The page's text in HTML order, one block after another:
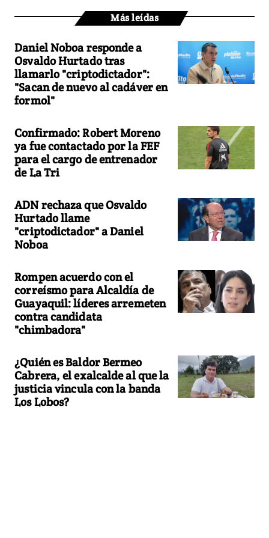
Más leídas
Daniel Noboa responde a
Osvaldo Hurtado tras
llamarlo "criptodictador":
"Sacan de nuevo al cadáver en
formol"
Confirmado: Robert Moreno
ya fue contactado por la FEF
para el cargo de entrenador
de La Tri
ADN rechaza que Osvaldo
Hurtado llame
"criptodictador" a Daniel
Noboa
Rompen acuerdo con el
correísmo para Alcaldía de
Guayaquil: líderes arremeten
contra candidata
"chimbadora"
¿Quién es Baldor Bermeo
Cabrera, el exalcalde al que la
justicia vincula con la banda
Los Lobos?